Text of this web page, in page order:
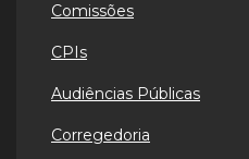
Comissões
CPIs
Audiências Públicas
Corregedoria